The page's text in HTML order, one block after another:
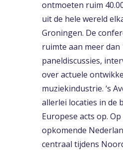
ontmoeten ruim
uit de hele wereld
Groningen. De
ruimte aan meer dan
paneldiscussies,
over actuele
muziekindustrie. ‘s
allerlei locaties in de
Europese acts op.
opkomende
centraal tijdens